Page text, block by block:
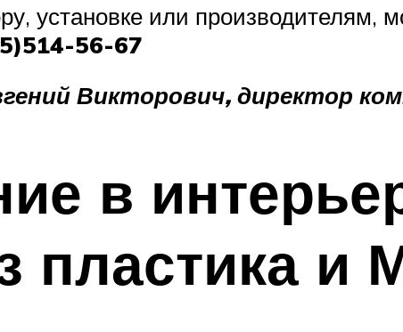
установке или производителям,
56-67
Викторович, директор
в
пластика и